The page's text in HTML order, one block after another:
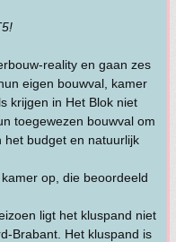
reality en gaan zes
eigen bouwval, kamer
krijgen in Het Blok niet
toegewezen bouwval om
het budget en natuurlijk
op, die beoordeeld
ligt het kluspand niet
Brabant. Het kluspand is